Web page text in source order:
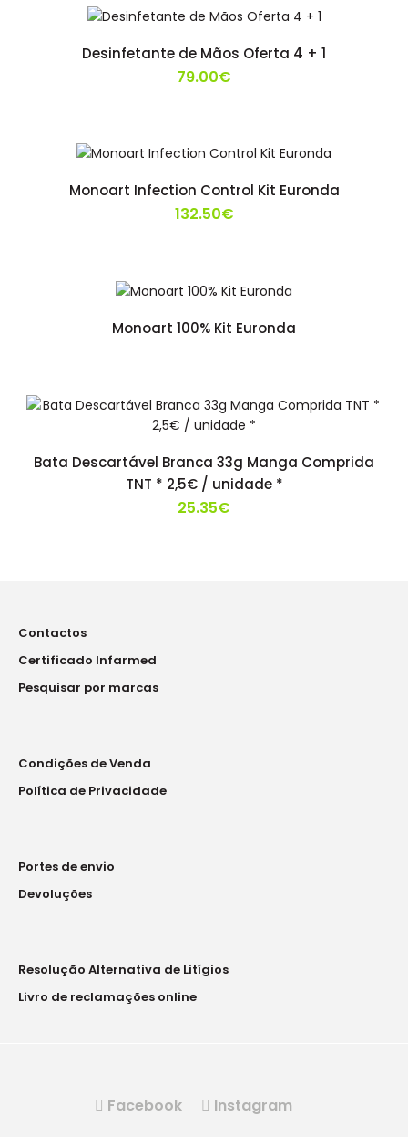
Desinfetante de Mãos Oferta 4 + 1
79.00€
Monoart Infection Control Kit Euronda
132.50€
Monoart 100% Kit Euronda
Bata Descartável Branca 33g Manga Comprida
TNT * 2,5€ / unidade *
25.35€
Contactos
Certificado Infarmed
Pesquisar por marcas
Condições de Venda
Política de Privacidade
Portes de envio
Devoluções
Resolução Alternativa de Litígios
Livro de reclamações online
Facebook Instagram